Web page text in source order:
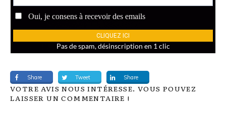
Share Tweet Share
VOTRE AVIS NOUS INTÉRESSE. VOUS POUVEZ
LAISSER UN COMMENTAIRE !